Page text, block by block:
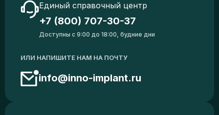
Единый справочный центр
+7 (800) 707-30-37
Доступны с 9:00 до 18:00, будние дни
ИЛИ НАПИШИТЕ НАМ НА ПОЧТУ
info@inno-implant.ru